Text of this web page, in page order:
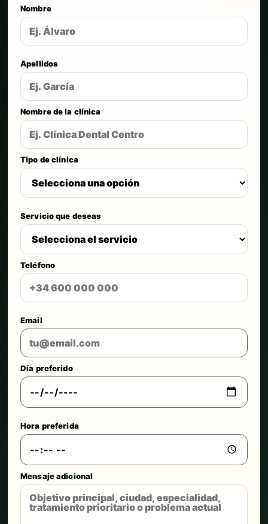
Nombre
Apellidos
Nombre de la clínica
Tipo de clínica
Servicio que deseas
Teléfono
Email
Día preferido
Hora preferida
Mensaje adicional